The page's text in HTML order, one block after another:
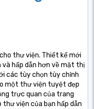
thư viện. Thiết kế mới
hấp dẫn hơn về mặt thị
các tùy chọn tùy chỉnh
một thư viện tuyệt đẹp
trực quan của trang
viện của bạn hấp dẫn